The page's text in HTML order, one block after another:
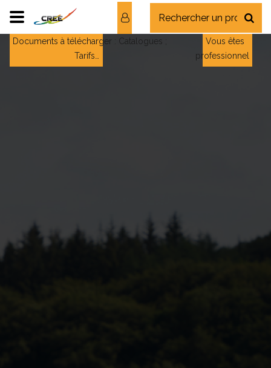
Documents à télécharger : Catalogues ;
Tarifs…
Vous êtes
professionnel